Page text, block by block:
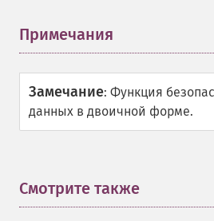
Примечания
Замечание: Функция
данных в двоичной форме.
Смотрите также